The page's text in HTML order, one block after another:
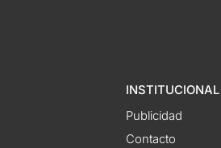
INSTITUCIONAL
Publicidad
Contacto